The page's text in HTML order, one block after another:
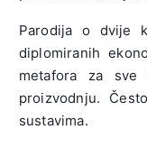
Parodija o dvije
diplomiranih
metafora za sve
proizvodnju.
sustavima.